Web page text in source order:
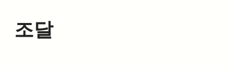
조달